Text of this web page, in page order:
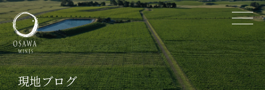
現地ブログ